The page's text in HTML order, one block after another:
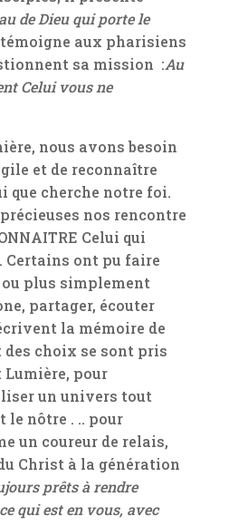
de Dieu qui porte le
aux pharisiens
sa mission :Au
Celui vous ne
nous avons besoin
et de reconnaître
que cherche notre foi.
nos rencontre
Celui qui
Certains ont pu faire
plus simplement
partager, écouter
la mémoire de
choix se sont pris
pour
un univers tout
le nôtre . .. pour
un coureur de relais,
Christ à la génération
prêts à rendre
qui est en vous, avec